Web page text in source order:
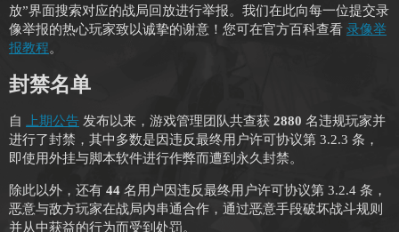
放”界面搜索对应的战局回放进行举报。我们在此向每一位提交录
像举报的热心玩家致以诚挚的谢意！您可在官方百科查看 录像举
报教程。
封禁名单
自 上期公告 发布以来，游戏管理团队共查获 2880 名违规玩家并
进行了封禁，其中多数是因违反最终用户许可协议第 3.2.3 条，
即使用外挂与脚本软件进行作弊而遭到永久封禁。
除此以外，还有 44 名用户因违反最终用户许可协议第 3.2.4 条，
恶意与敌方玩家在战局内串通合作，通过恶意手段破坏战斗规则
并从中获益的行为而受到处罚。